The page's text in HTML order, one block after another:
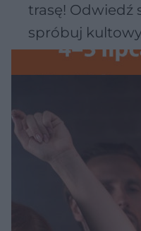
trasę! Odwiedź
spróbuj
Wawelu